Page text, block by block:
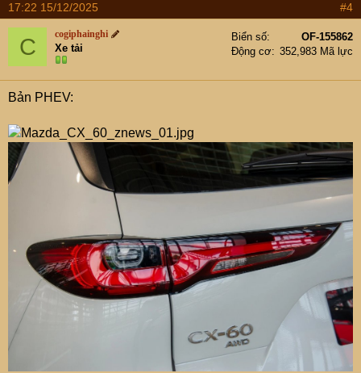
17:22 15/12/2025 #4
C cogiphainghi
Xe tải
Biển số
OF-155862
Động cơ
352,983 Mã lực
Bản PHEV: